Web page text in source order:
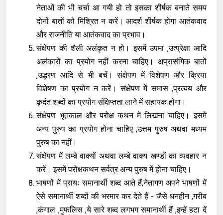
नेताओं की भी चर्चा आ गयी हो तो इसका शीर्षक बनाते समय
दोनों बातों को मिश्रित न करें। आदर्श शीर्षक होगा आतंकवाद
और राजनीति या आतंकवाद का प्रभाव।
संक्षेपण की शैली अलंकृत न हो। इसमें उपमा ,उत्प्रेक्षा आदि
अलंकारों का प्रयोग नहीं करना चाहिए। अप्रासंगिक बातों
,उद्धरण आदि से भी बचें। संक्षेपण में विशेषण और क्रिया
विशेषण का प्रयोग न करें। संक्षेपण में समास ,प्रत्यय और
कृदंत शब्दों का प्रयोग संक्षिप्तता लाने में सहायक होगा।
संक्षेपण भूतकाल और परोक्ष कथन में लिखना चाहिए। इसमें
अन्य पुरुष का प्रयोग होना चाहिए ,उत्तम पुरुष अथवा मध्यम
पुरुष का नहीं।
संक्षेपण में लम्बे वाक्यों अथवा लम्बे वाक्य खण्डों का व्यवहार न
करें। इसमें परोक्षकथन सर्वत्र अन्य पुरुष में होना चाहिए।
भाषणों में प्रायः समानार्थी शब्द आते हैं,नेतागण अपने भाषणों में
ऐसे समानार्थी शब्दों की भरमार कर देते हैं - जैसे धनहीन ,गरीब
,कंगाल ,मुफलिस ,ये सारे शब्द लगभग समानार्थी हैं ,इन्हें हटा दें